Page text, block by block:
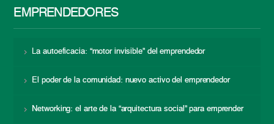
EMPRENDEDORES
La autoeficacia: “motor invisible” del emprendedor
El poder de la comunidad: nuevo activo del emprendedor
Networking: el arte de la “arquitectura social” para emprender